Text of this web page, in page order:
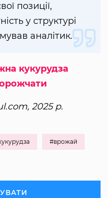
позиції,
у структурі
аналітик.
кукурудза
2025 р.
#врожай